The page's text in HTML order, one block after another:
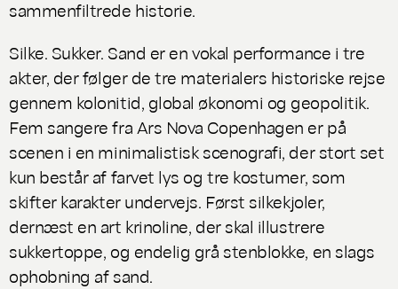
sammenfiltrede historie.
Silke. Sukker. Sand er en vokal performance i tre
akter, der følger de tre materialers historiske rejse
gennem kolonitid, global økonomi og geopolitik.
Fem sangere fra Ars Nova Copenhagen er på
scenen i en minimalistisk scenografi, der stort set
kun består af farvet lys og tre kostumer, som
skifter karakter undervejs. Først silkekjoler,
dernæst en art krinoline, der skal illustrere
sukkertoppe, og endelig grå stenblokke, en slags
ophobning af sand.